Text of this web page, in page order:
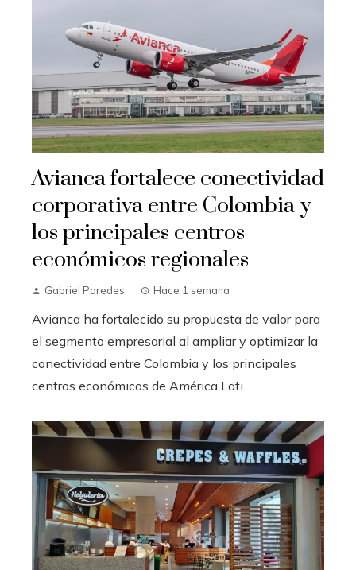
Avianca fortalece conectividad
corporativa entre Colombia y
los principales centros
económicos regionales
Gabriel Paredes Hace 1 semana
Avianca ha fortalecido su propuesta de valor para
el segmento empresarial al ampliar y optimizar la
conectividad entre Colombia y los principales
centros económicos de América Lati...